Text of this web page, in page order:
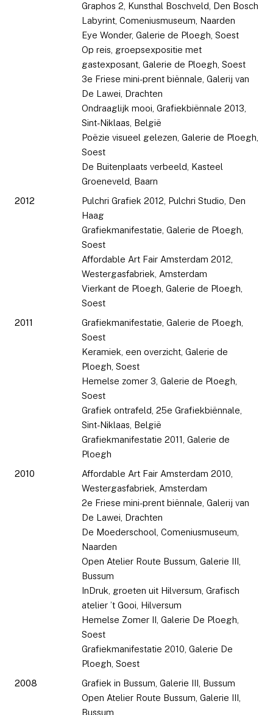
Graphos 2, Kunsthal Boschveld, Den Bosch
Labyrint, Comeniusmuseum, Naarden
Eye Wonder, Galerie de Ploegh, Soest
Op reis, groepsexpositie met
gastexposant, Galerie de Ploegh, Soest
3e Friese mini-prent biënnale, Galerij van
De Lawei, Drachten
Ondraaglijk mooi, Grafiekbiënnale 2013,
Sint-Niklaas, België
Poëzie visueel gelezen, Galerie de Ploegh,
Soest
De Buitenplaats verbeeld, Kasteel
Groeneveld, Baarn
2012
Pulchri Grafiek 2012, Pulchri Studio, Den
Haag
Grafiekmanifestatie, Galerie de Ploegh,
Soest
Affordable Art Fair Amsterdam 2012,
Westergasfabriek, Amsterdam
Vierkant de Ploegh, Galerie de Ploegh,
Soest
2011
Grafiekmanifestatie, Galerie de Ploegh,
Soest
Keramiek, een overzicht, Galerie de
Ploegh, Soest
Hemelse zomer 3, Galerie de Ploegh,
Soest
Grafiek ontrafeld, 25e Grafiekbiënnale,
Sint-Niklaas, België
Grafiekmanifestatie 2011, Galerie de
Ploegh
2010
Affordable Art Fair Amsterdam 2010,
Westergasfabriek, Amsterdam
2e Friese mini-prent biënnale, Galerij van
De Lawei, Drachten
De Moederschool, Comeniusmuseum,
Naarden
Open Atelier Route Bussum, Galerie III,
Bussum
InDruk, groeten uit Hilversum, Grafisch
atelier ’t Gooi, Hilversum
Hemelse Zomer II, Galerie De Ploegh,
Soest
Grafiekmanifestatie 2010, Galerie De
Ploegh, Soest
2008
Grafiek in Bussum, Galerie III, Bussum
Open Atelier Route Bussum, Galerie III,
Bussum